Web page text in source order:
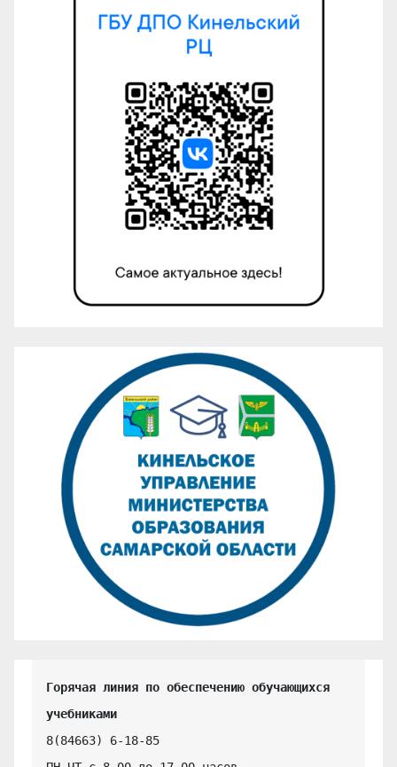
Горячая линия по обеспечению обучающихся
учебниками
8(84663) 6-18-85